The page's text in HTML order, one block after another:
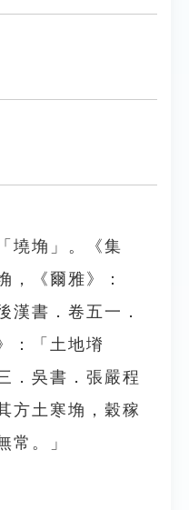
墝埆」。《集
，《爾雅》：
漢書．卷五一．
：「土地塉
．吳書．張嚴程
方土寒埆，穀稼
常。」